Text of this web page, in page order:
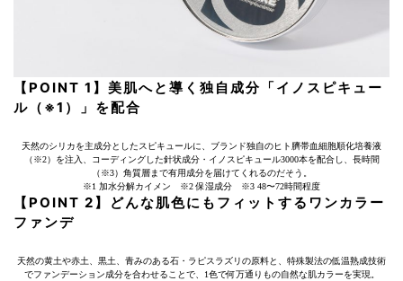
【POINT 1】美肌へと導く独自成分「イノスピキュー
ル（※1）」を配合
天然のシリカを主成分としたスピキュールに、ブランド独自のヒト臍帯血細胞順化培養液
（※2）を注入、コーディングした針状成分・イノスピキュール3000本を配合し、長時間
（※3）角質層まで有用成分を届けてくれるのだそう。
※1 加水分解カイメン ※2 保湿成分 ※3 48〜72時間程度
【POINT 2】どんな肌色にもフィットするワンカラー
ファンデ
天然の黄土や赤土、黒土、青みのある石・ラピスラズリの原料と、特殊製法の低温熟成技術
でファンデーション成分を合わせることで、1色で何万通りもの自然な肌カラーを実現。